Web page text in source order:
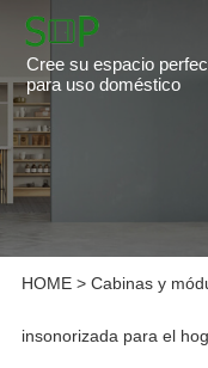
Cree su espacio
para uso doméstico
HOME> Cabinas y
insonorizada para el